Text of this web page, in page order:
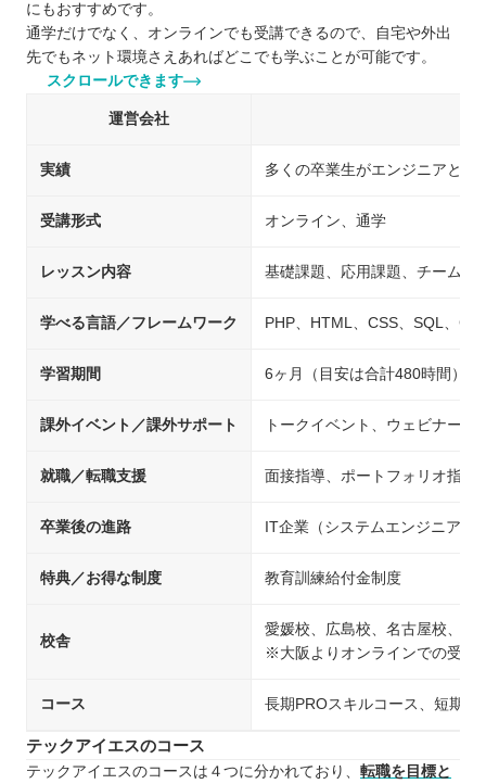
にもおすすめです。
通学だけでなく、オンラインでも受講できるので、自宅や外出
先でもネット環境さえあればどこでも学ぶことが可能です。
スクロールできます
運営会社
実績 多くの卒業生がエンジニアとし
受講形式 オンライン、通学
レッスン内容 基礎課題、応用課題、チーム開
学べる言語／フレームワーク PHP、HTML、CSS、SQL、
学習期間 6ヶ月（目安は合計480時間）
課外イベント／課外サポート トークイベント、ウェビナー、
就職／転職支援 面接指導、ポートフォリオ指導
卒業後の進路 IT企業（システムエンジニア
特典／お得な制度 教育訓練給付金制度
校舎
愛媛校、広島校、名古屋校、島
※大阪よりオンラインでの受講
コース 長期PROスキルコース、短期
テックアイエスのコース
テックアイエスのコースは４つに分かれており、 転職を目標と